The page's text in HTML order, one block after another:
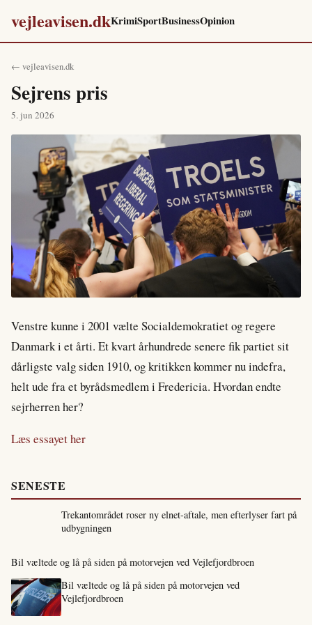
vejleavisen.dkKrimiSportBusinessOpinion
← vejleavisen.dk
Sejrens pris
5. jun 2026
Venstre kunne i 2001 vælte Socialdemokratiet og regere
Danmark i et årti. Et kvart århundrede senere fik partiet sit
dårligste valg siden 1910, og kritikken kommer nu indefra,
helt ude fra et byrådsmedlem i Fredericia. Hvordan endte
sejrherren her?
Læs essayet her
SENESTE
Trekantområdet roser ny elnet-aftale, men efterlyser fart på
udbygningen
Bil væltede og lå på siden på motorvejen ved Vejlefjordbroen
Bil væltede og lå på siden på motorvejen ved
Vejlefjordbroen